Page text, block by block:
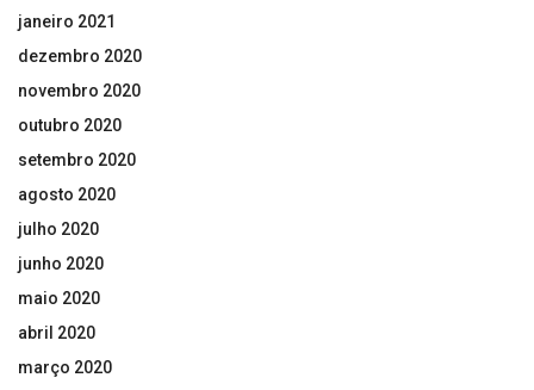
janeiro 2021
dezembro 2020
novembro 2020
outubro 2020
setembro 2020
agosto 2020
julho 2020
junho 2020
maio 2020
abril 2020
março 2020